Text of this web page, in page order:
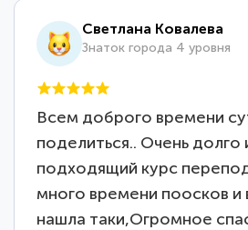
Светлана Ковалева
Знаток города 4 уровня
Всем доброго времени
поделиться.. Очень долго
подходящий курс
много времени поосков и
нашла таки,Огромное